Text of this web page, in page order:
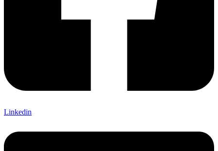
Linkedin